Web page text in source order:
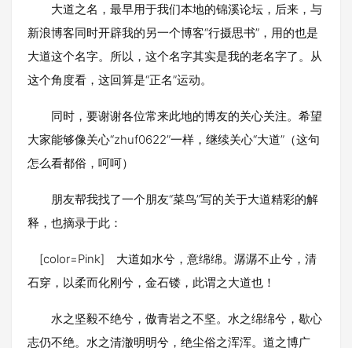
大道之名，最早用于我们本地的锦溪论坛，后来，与
新浪博客同时开辟我的另一个博客“行摄思书”，用的也是
大道这个名字。所以，这个名字其实是我的老名字了。从
这个角度看，这回算是“正名”运动。
同时，要谢谢各位常来此地的博友的关心关注。希望
大家能够像关心“zhuf0622”一样，继续关心“大道”（这句
怎么看都俗，呵呵）
朋友帮我找了一个朋友“菜鸟”写的关于大道精彩的解
释，也摘录于此：
[color=Pink] 大道如水兮，意绵绵。潺潺不止兮，清
石穿，以柔而化刚兮，金石镂，此谓之大道也！
水之坚毅不绝兮，傲青岩之不坚。水之绵绵兮，歇心
志仍不绝。水之清澈明明兮，绝尘俗之浑浑。道之博广